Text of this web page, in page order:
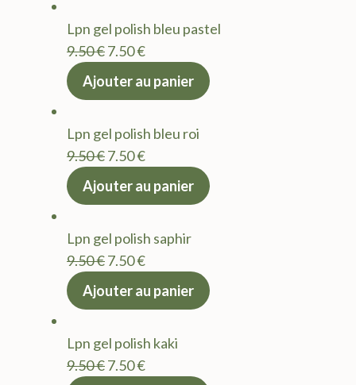
9.50 €.7.50 €.
Lpn gel polish bleu pastel
9.50€Le
prix
9.50 €.
7.50€Le
actuel
7.50 €.
Ajouter au panier
Lpn gel polish bleu roi
9.50€Le
prix
9.50 €.
7.50€Le
actuel
7.50 €.
Ajouter au panier
Lpn gel polish saphir
9.50€Le
prix
9.50 €.
7.50€Le
actuel
7.50 €.
Ajouter au panier
Lpn gel polish kaki
9.50€Le
7.50€Le